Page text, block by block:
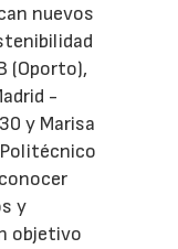
nuevos
(Oporto),
-
y Marisa
y
objetivo